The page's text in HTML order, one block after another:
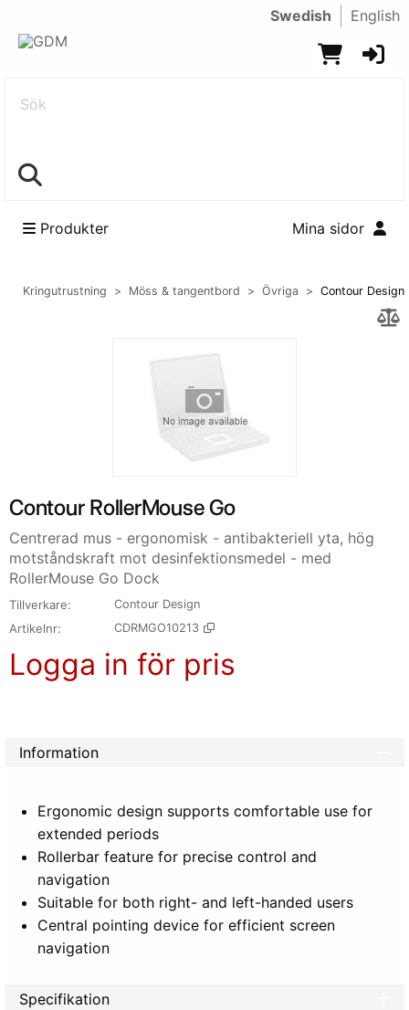
Swedish English
Produkter Mina sidor
Kringutrustning Möss & tangentbord Övriga Contour Design
Contour RollerMouse Go
Centrerad mus - ergonomisk - antibakteriell yta, hög
motståndskraft mot desinfektionsmedel - med
RollerMouse Go Dock
Tillverkare Contour Design
Artikelnr CDRMGO10213
Logga in för pris
Information
Ergonomic design supports comfortable use for
extended periods
Rollerbar feature for precise control and
navigation
Suitable for both right- and left-handed users
Central pointing device for efficient screen
navigation
Specifikation